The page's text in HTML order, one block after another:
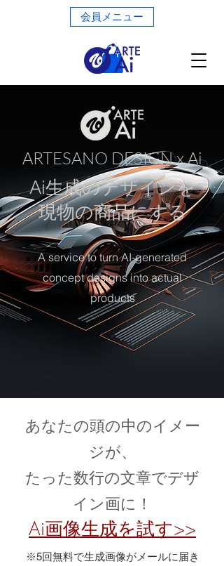
会員メニュー
ARTESANO DESIGN x Ai
Ai生成のデザインを
現物の商品にする
A service to turn AI-generated
concept designs into actual
products
あなたの頭の中のイメー
ジが、
たった数行の文章でデザ
イン画に！
Ai画像生成を試す>>
※5回無料で生成画像がメールに届き